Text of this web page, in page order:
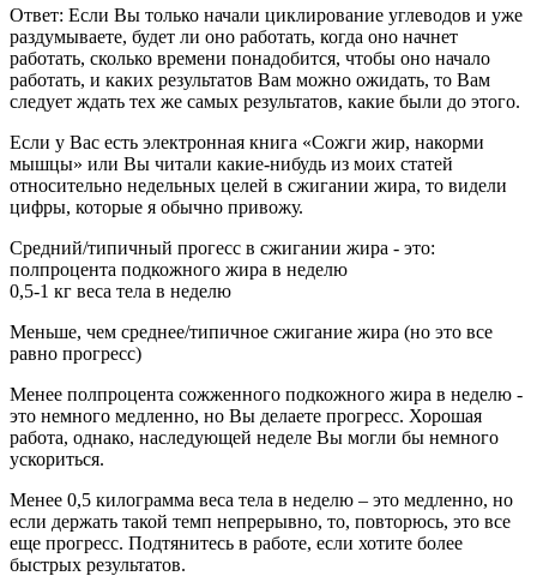
Ответ: Если Вы только начали циклирование углеводов и уже
раздумываете, будет ли оно работать, когда оно начнет
работать, сколько времени понадобится, чтобы оно начало
работать, и каких результатов Вам можно ожидать, то Вам
следует ждать тех же самых результатов, какие были до этого.
Если у Вас есть электронная книга «Сожги жир, накорми
мышцы» или Вы читали какие-нибудь из моих статей
относительно недельных целей в сжигании жира, то видели
цифры, которые я обычно привожу.
Средний/типичный прогесс в сжигании жира - это:
полпроцента подкожного жира в неделю
0,5-1 кг веса тела в неделю
Меньше, чем среднее/типичное сжигание жира (но это все
равно прогресс)
Менее полпроцента сожженного подкожного жира в неделю -
это немного медленно, но Вы делаете прогресс. Хорошая
работа, однако, наследующей неделе Вы могли бы немного
ускориться.
Менее 0,5 килограмма веса тела в неделю – это медленно, но
если держать такой темп непрерывно, то, повторюсь, это все
еще прогресс. Подтянитесь в работе, если хотите более
быстрых результатов.